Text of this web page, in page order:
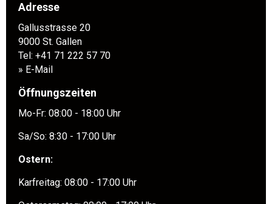
Adresse
Gallusstrasse 20
9000 St. Gallen
Tel: +41 71 222 57 70
» E-Mail
Öffnungszeiten
Mo-Fr: 08:00 - 18:00 Uhr
Sa/So: 8:30 - 17:00 Uhr
Ostern:
Karfreitag: 08:00 - 17:00 Uhr